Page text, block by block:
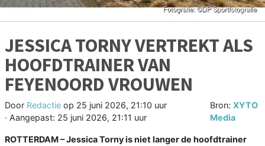
JESSICA TORNY VERTREKT ALS
HOOFDTRAINER VAN
FEYENOORD VROUWEN
Door Redactie op 25 juni 2026, 21:10 uur
· Aangepast: 25 juni 2026, 21:11 uur
Bron: XYTO
Media
ROTTERDAM – Jessica Torny is niet langer de hoofdtrainer